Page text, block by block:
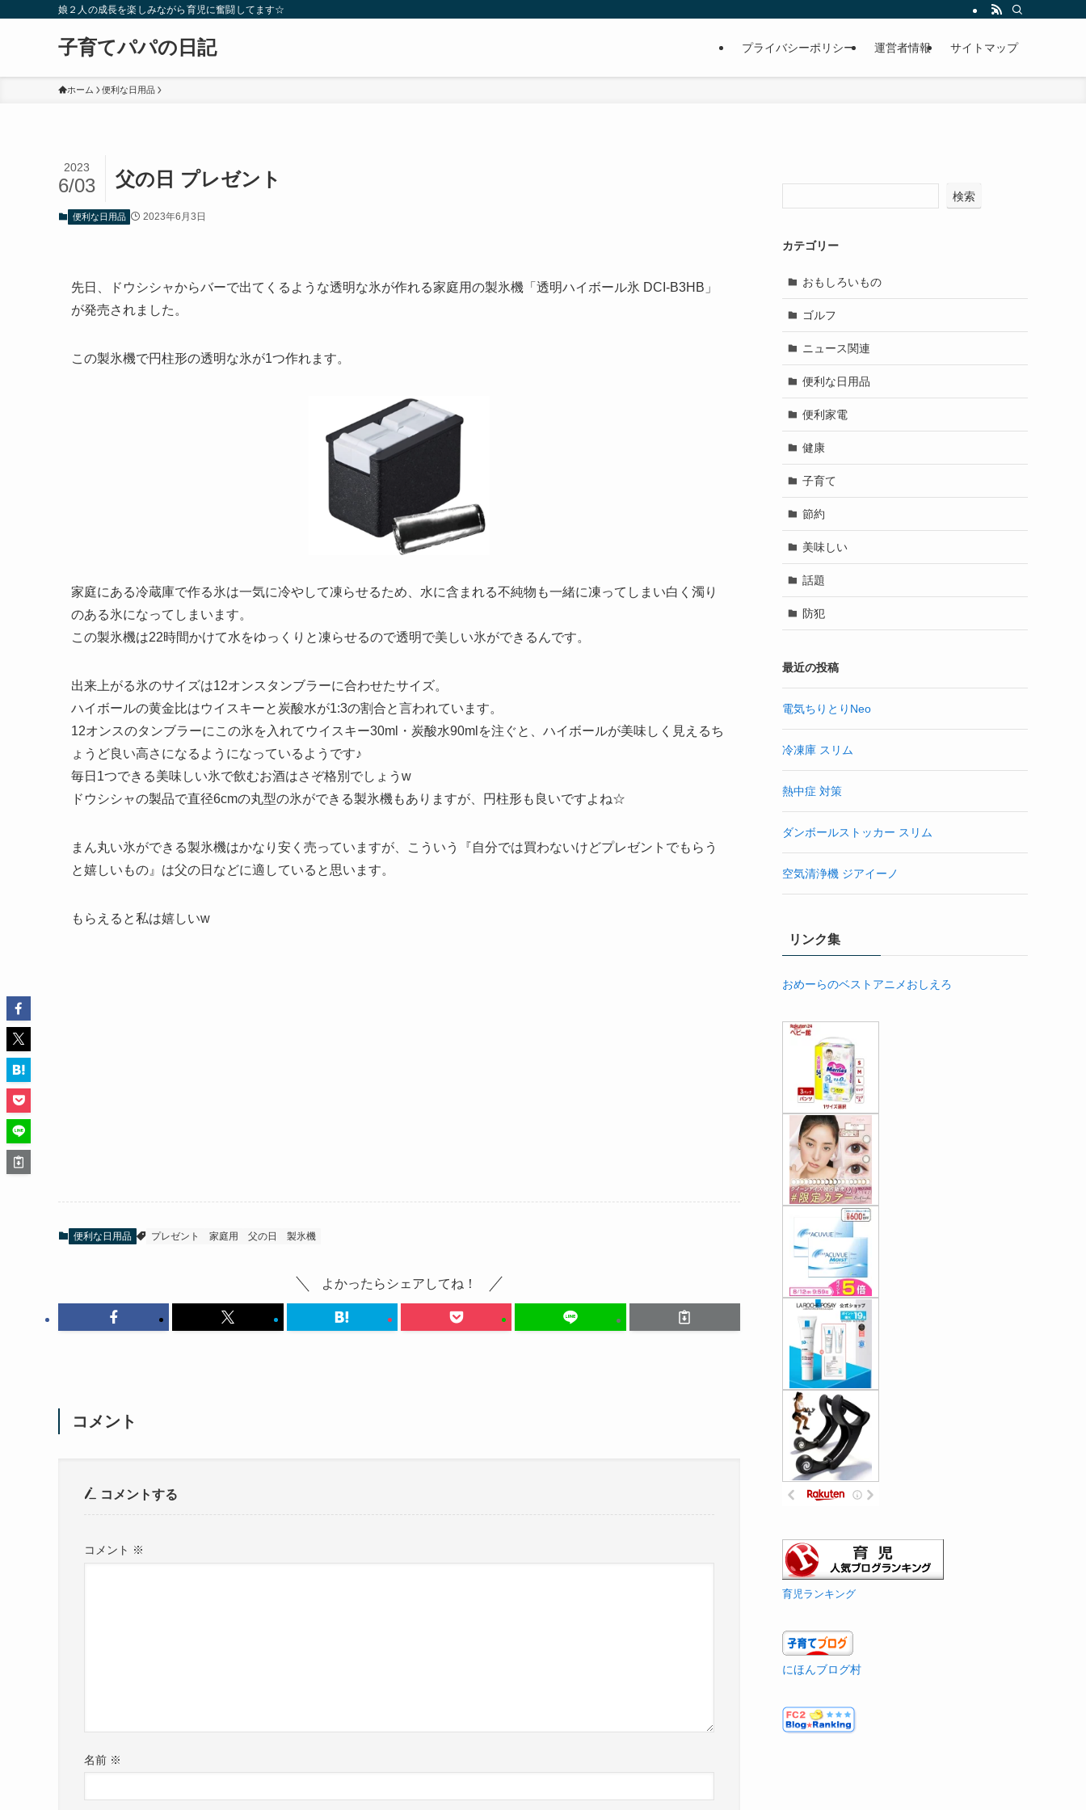
娘２人の成長を楽しみながら育児に奮闘してます☆
子育てパパの日記 プライバシーポリシー 運営者情報 サイトマップ
ホーム 便利な日用品
父の日 プレゼント
2023
6/03
便利な日用品 2023年6月3日
先日、ドウシシャからバーで出てくるような透明な氷が作れる家庭用の製氷機「透明ハイボール氷 DCI-B3HB」
が発売されました。
この製氷機で円柱形の透明な氷が1つ作れます。
家庭にある冷蔵庫で作る氷は一気に冷やして凍らせるため、水に含まれる不純物も一緒に凍ってしまい白く濁り
のある氷になってしまいます。
この製氷機は22時間かけて水をゆっくりと凍らせるので透明で美しい氷ができるんです。
出来上がる氷のサイズは12オンスタンブラーに合わせたサイズ。
ハイボールの黄金比はウイスキーと炭酸水が1:3の割合と言われています。
12オンスのタンブラーにこの氷を入れてウイスキー30ml・炭酸水90mlを注ぐと、ハイボールが美味しく見えるち
ょうど良い高さになるようになっているようです♪
毎日1つできる美味しい氷で飲むお酒はさぞ格別でしょうw
ドウシシャの製品で直径6cmの丸型の氷ができる製氷機もありますが、円柱形も良いですよね☆
まん丸い氷ができる製氷機はかなり安く売っていますが、こういう『自分では買わないけどプレゼントでもらう
と嬉しいもの』は父の日などに適していると思います。
もらえると私は嬉しいw
便利な日用品 プレゼント 家庭用 父の日 製氷機
よかったらシェアしてね！
コメント
コメントする
コメント ※
名前 ※
検索
カテゴリー
おもしろいもの
ゴルフ
ニュース関連
便利な日用品
便利家電
健康
子育て
節約
美味しい
話題
防犯
最近の投稿
電気ちりとりNeo
冷凍庫 スリム
熱中症 対策
ダンボールストッカー スリム
空気清浄機 ジアイーノ
リンク集
おめーらのベストアニメおしえろ
育児ランキング
にほんブログ村